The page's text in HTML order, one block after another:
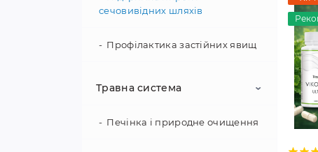
сечовивідних шляхів
Профілактика застійних явищ
Травна система
Печінка і природне очищення